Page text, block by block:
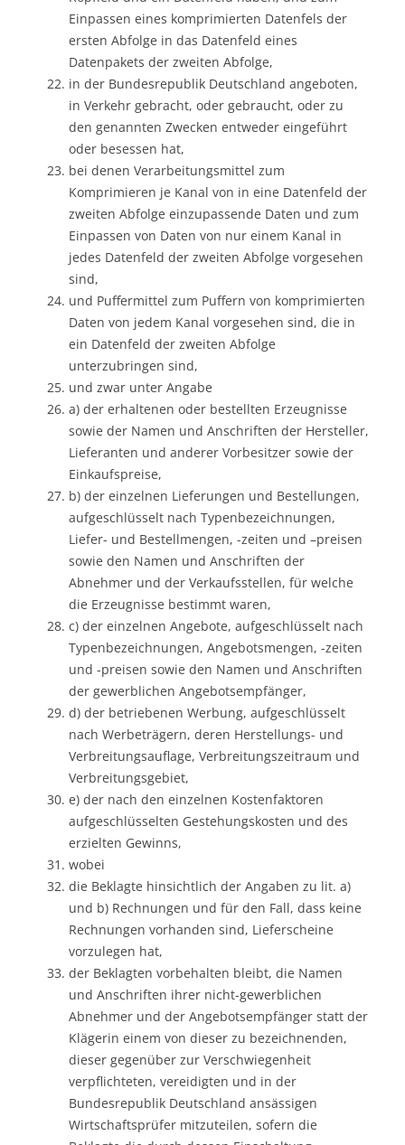
Einpassen eines komprimierten Datenfels der
ersten Abfolge in das Datenfeld eines
Datenpakets der zweiten Abfolge,
in der Bundesrepublik Deutschland angeboten,
in Verkehr gebracht, oder gebraucht, oder zu
den genannten Zwecken entweder eingeführt
oder besessen hat,
bei denen Verarbeitungsmittel zum
Komprimieren je Kanal von in eine Datenfeld der
zweiten Abfolge einzupassende Daten und zum
Einpassen von Daten von nur einem Kanal in
jedes Datenfeld der zweiten Abfolge vorgesehen
sind,
und Puffermittel zum Puffern von komprimierten
Daten von jedem Kanal vorgesehen sind, die in
ein Datenfeld der zweiten Abfolge
unterzubringen sind,
und zwar unter Angabe
a) der erhaltenen oder bestellten Erzeugnisse
sowie der Namen und Anschriften der Hersteller,
Lieferanten und anderer Vorbesitzer sowie der
Einkaufspreise,
b) der einzelnen Lieferungen und Bestellungen,
aufgeschlüsselt nach Typenbezeichnungen,
Liefer- und Bestellmengen, -zeiten und –preisen
sowie den Namen und Anschriften der
Abnehmer und der Verkaufsstellen, für welche
die Erzeugnisse bestimmt waren,
c) der einzelnen Angebote, aufgeschlüsselt nach
Typenbezeichnungen, Angebotsmengen, -zeiten
und -preisen sowie den Namen und Anschriften
der gewerblichen Angebotsempfänger,
d) der betriebenen Werbung, aufgeschlüsselt
nach Werbeträgern, deren Herstellungs- und
Verbreitungsauflage, Verbreitungszeitraum und
Verbreitungsgebiet,
e) der nach den einzelnen Kostenfaktoren
aufgeschlüsselten Gestehungskosten und des
erzielten Gewinns,
wobei
die Beklagte hinsichtlich der Angaben zu lit. a)
und b) Rechnungen und für den Fall, dass keine
Rechnungen vorhanden sind, Lieferscheine
vorzulegen hat,
der Beklagten vorbehalten bleibt, die Namen
und Anschriften ihrer nicht-gewerblichen
Abnehmer und der Angebotsempfänger statt der
Klägerin einem von dieser zu bezeichnenden,
dieser gegenüber zur Verschwiegenheit
verpflichteten, vereidigten und in der
Bundesrepublik Deutschland ansässigen
Wirtschaftsprüfer mitzuteilen, sofern die